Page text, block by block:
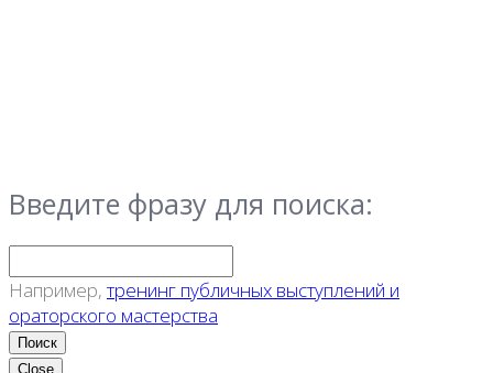
Введите фразу для поиска:
Например, тренинг публичных выступлений и
ораторского мастерства
Close